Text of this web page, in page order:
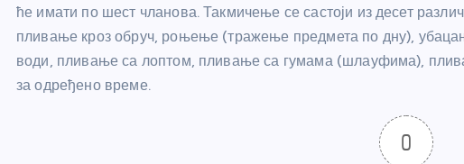
ће имати по шест чланова. Такмичење се састоји из десет
пливање кроз обруч, роњење (тражење предмета по дну),
води, пливање са лоптом, пливање са гумама (шлауфима),
за одређено време.
0